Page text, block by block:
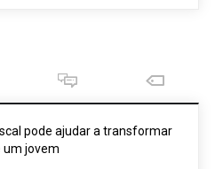
pode ajudar a transformar
jovem